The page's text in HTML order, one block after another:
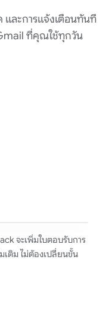
และการแจ้งเตือนทันที
ที่คุณใช้ทุกวัน
— รายการงานจากสแตนด์อัพวันนี้...
ยการเงินลงนามในตัวเลขที่แก้ไขแล้ว...
บันทึกการซิงค์รายสัปดาห์
จาก David Kim · เมื่อวาน
รายการงานจากสแตนด์อัพวันนี้แนบมาด้วย โปรดตรวจสอบก่อนวันศุกร์
จะเพิ่มใบตอบรับการ
เติม ไม่ต้องเปลี่ยนขั้น